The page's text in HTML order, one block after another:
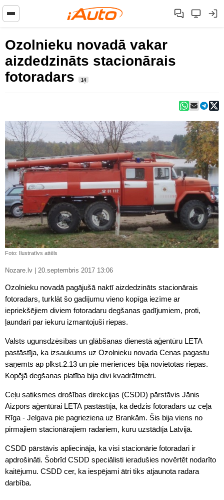
Ozolnieku novadā vakar
aizdedzināts stacionārais
fotoradars
14
Foto: Ilustratīvs attēls
Nozare.lv | 20.septembris 2017 13:06
Ozolnieku novadā pagājušā naktī aizdedzināts stacionārais
fotoradars, turklāt šo gadījumu vieno kopīga iezīme ar
iepriekšējiem diviem fotoradaru degšanas gadījumiem, proti,
ļaundari par iekuru izmantojuši riepas.
Valsts ugunsdzēsības un glābšanas dienestā aģentūru LETA
pastāstīja, ka izsaukums uz Ozolnieku novada Cenas pagastu
saņemts ap plkst.2.13 un pie mērierīces bija novietotas riepas.
Kopējā degšanas platība bija divi kvadrātmetri.
Ceļu satiksmes drošības direkcijas (CSDD) pārstāvis Jānis
Aizpors aģentūrai LETA pastāstīja, ka dedzis fotoradars uz ceļa
Rīga - Jelgava pie pagrieziena uz Brankām. Šis bija viens no
pirmajiem stacionārajiem radariem, kuru uzstādīja Latvijā.
CSDD pārstāvis apliecināja, ka visi stacionārie fotoradari ir
apdrošināti. Šobrīd CSDD speciālisti ieradušies novērtēt nodarīto
kaitējumu. CSDD cer, ka iespējami ātri tiks atjaunota radara
darbība.